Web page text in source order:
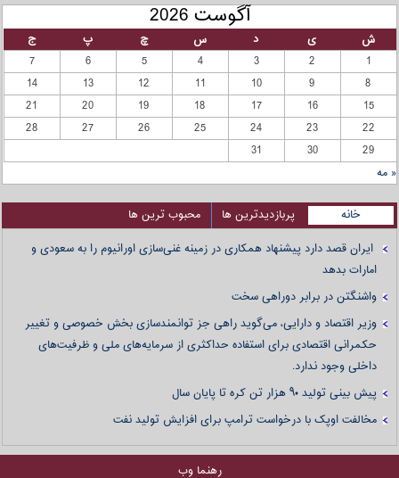
آگوست 2026
ش ی د س چ پ
ج
1
2
3
4
5
6
7
8
9
10
11
12
13
14
15
16
17
18
19
20
21
22
23
24
25
26
27
28
29
30
31
« مه
خانه پربازدیدترین ها
محبوب ترین ها
ایران قصد دارد پیشنهاد همکاری در زمینه غنی‌سازی اورانیوم را به سعودی و
امارات بدهد
واشنگتن در برابر دوراهی سخت
وزیر اقتصاد و دارایی، می‌گوید راهی جز توانمندسازی بخش خصوصی و تغییر
حکمرانی اقتصادی برای استفاده حداکثری از سرمایه‌های ملی و ظرفیت‌های
داخلی وجود ندارد.
پیش بینی تولید ۹۰ هزار تن کره تا پایان سال
مخالفت اوپک با درخواست ترامپ برای افزایش تولید نفت
رهنما وب